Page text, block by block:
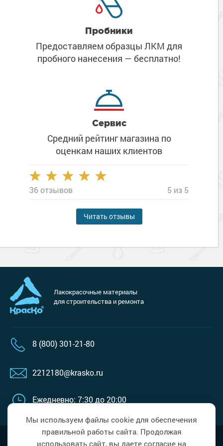
Пробники
Предоставляем образцы ЛКМ для
пробного нанесения — бесплатно!
Сервис
Средний рейтинг магазина по
оценкам наших клиентов
36 отзывов 5 из 5
Читать отзывы
Лакокрасочные материалы
для строительства и ремонта
8 (800) 301-21-80
2212180@krasko.ru
Ежедневно: 7:30 до 20:00
Политика в области обработки
Мы используем файлы cookie для обеспечения
правильной работы сайта. Продолжая
использовать сайт, вы даете согласие на